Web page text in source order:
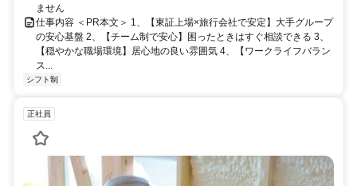
トレンドが集まる最旬スポット！ 最新のカフェやお惣菜も豊富で、
毎日のランチ選びが楽しくなる街です。 ・多くの路線が乗り入れる
超便利エリア！ どこからでも通いやすく、 お仕事帰りの習い事や用
事もスムーズ♪
ません
仕事内容 ＜PR本文＞ 1、【東証上場×旅行会社で安定】大手グループ
の安心基盤 2、【チーム制で安心】困ったときはすぐ相談できる 3、
【穏やかな職場環境】居心地の良い雰囲気 4、【ワークライフバラン
ス...
シフト制
正社員